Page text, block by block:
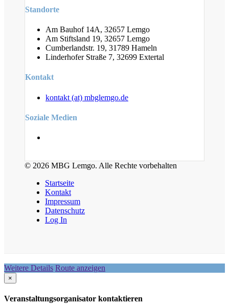
Standorte
Am Bauhof 14A, 32657 Lemgo
Am Stiftsland 19, 32657 Lemgo
Cumberlandstr. 19, 31789 Hameln
Linderhofer Straße 7, 32699 Extertal
Kontakt
kontakt (at) mbglemgo.de
Soziale Medien
© 2026 MBG Lemgo. Alle Rechte vorbehalten
Startseite
Kontakt
Impressum
Datenschutz
Log In
Weitere Details Route anzeigen
×
Veranstaltungsorganisator kontaktieren